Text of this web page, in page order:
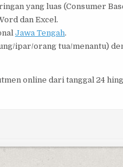
yang luas (Consumer
dan Excel.
Jawa Tengah.
ipar/orang tua/menantu)
online dari tanggal 24